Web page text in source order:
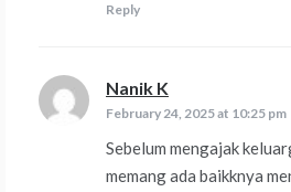
Reply
Nanik K
February 24, 2025 at 10:25 pm
Sebelum mengajak
memang ada baikknya